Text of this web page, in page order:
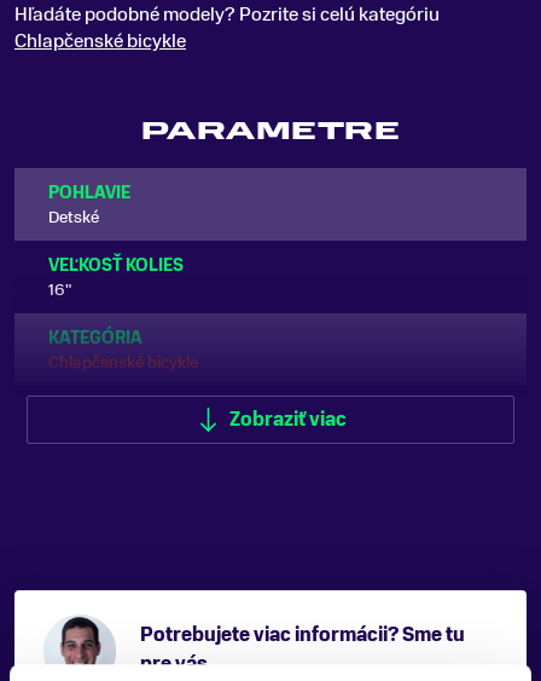
Hľadáte podobné modely? Pozrite si celú kategóriu
Chlapčenské bicykle
PARAMETRE
POHLAVIE
Detské
VEĽKOSŤ KOLIES
16"
KATEGÓRIA
Chlapčenské bicykle
NOSNOSŤ
do 100 kg
Zobraziť viac
Potrebujete viac informácii? Sme tu
pre vás.